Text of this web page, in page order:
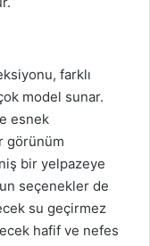
farklı
model sunar.
esnek
görünüm
bir yelpazeye
seçenekler de
su geçirmez
hafif ve nefes